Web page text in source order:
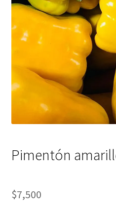
Pimentón
$7,500